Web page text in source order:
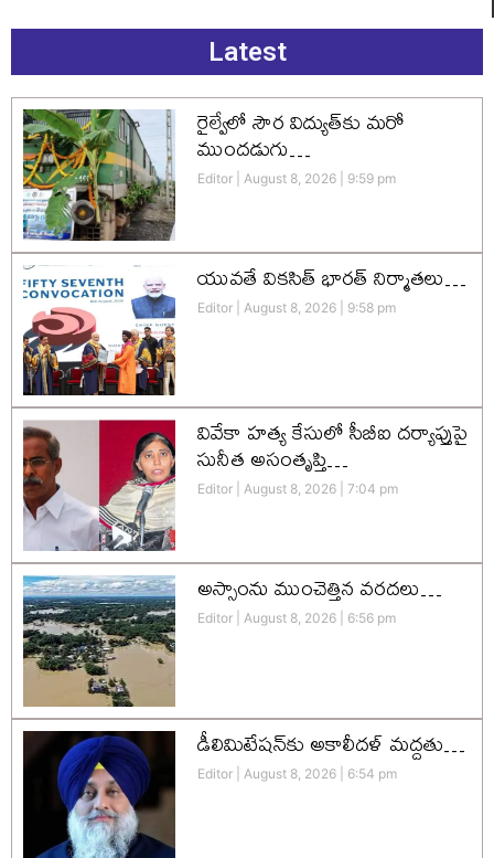
Latest
రైల్వేలో సౌర విద్యుత్‌కు మరో
ముందడుగు…
Editor August 8, 2026 9:59 pm
యువతే వికసిత్‌ భారత్‌ నిర్మాతలు…
Editor August 8, 2026 9:58 pm
వివేకా హత్య కేసులో సీబీఐ దర్యాప్తుపై
సునీత అసంతృప్తి…
Editor August 8, 2026 7:04 pm
అస్సాంను ముంచెత్తిన వరదలు…
Editor August 8, 2026 6:56 pm
డీలిమిటేషన్‌కు అకాలీదళ్‌ మద్దతు…
Editor August 8, 2026 6:54 pm